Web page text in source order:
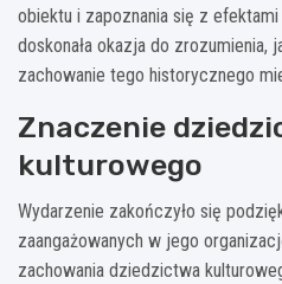
obiektu i zapoznania się z
doskonała okazja do zrozumienia,
zachowanie tego historycznego
Znaczenie
kulturowego
Wydarzenie zakończyło się
zaangażowanych w jego
zachowania dziedzictwa